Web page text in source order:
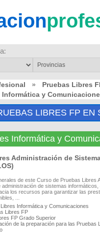
» Pruebas Libres
y
LIBRES FP EN
Informática y
Administración de
de este Curso de Pruebas
administración de sistemas
los recursos para garantizar las
...
Informática y Comunicaciones
Libres FP
FP Grado Superior
de la preparación para las